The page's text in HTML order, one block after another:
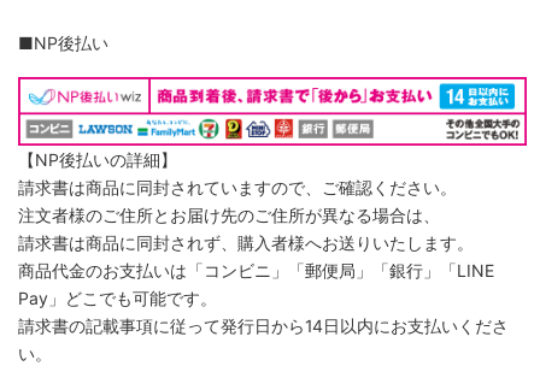
■NP後払い
【NP後払いの詳細】
請求書は商品に同封されていますので、ご確認ください。
注文者様のご住所とお届け先のご住所が異なる場合は、
請求書は商品に同封されず、購入者様へお送りいたします。
商品代金のお支払いは「コンビニ」「郵便局」「銀行」「LINE
Pay」どこでも可能です。
請求書の記載事項に従って発行日から14日以内にお支払いくださ
い。